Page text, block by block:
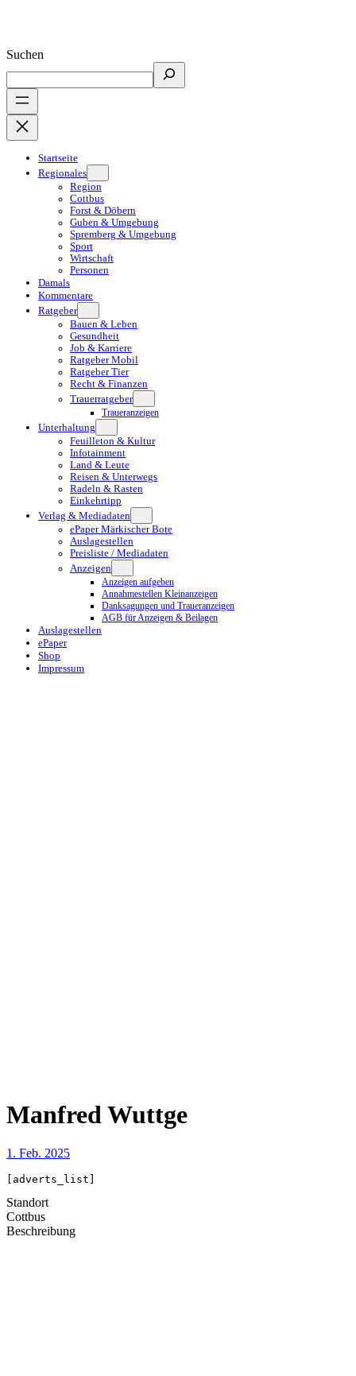
Suchen
Startseite
Regionales
Region
Cottbus
Forst & Döbern
Guben & Umgebung
Spremberg & Umgebung
Sport
Wirtschaft
Personen
Damals
Kommentare
Ratgeber
Bauen & Leben
Gesundheit
Job & Karriere
Ratgeber Mobil
Ratgeber Tier
Recht & Finanzen
Trauerratgeber
Traueranzeigen
Unterhaltung
Feuilleton & Kultur
Infotainment
Land & Leute
Reisen & Unterwegs
Radeln & Rasten
Einkehrtipp
Verlag & Mediadaten
ePaper Märkischer Bote
Auslagestellen
Preisliste / Mediadaten
Anzeigen
Anzeigen aufgeben
Annahmestellen Kleinanzeigen
Danksagungen und Traueranzeigen
AGB für Anzeigen & Beilagen
Auslagestellen
ePaper
Shop
Impressum
Manfred Wuttge
1. Feb. 2025
[adverts_list]
Standort
Cottbus
Beschreibung